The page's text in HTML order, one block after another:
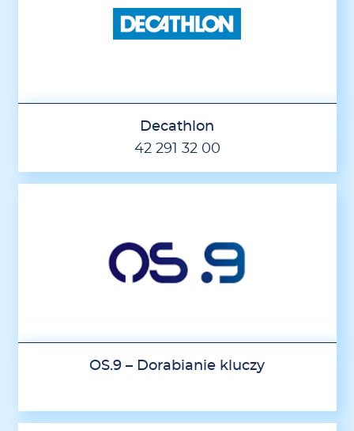
Decathlon
42 291 32 00
OS.9 – Dorabianie kluczy